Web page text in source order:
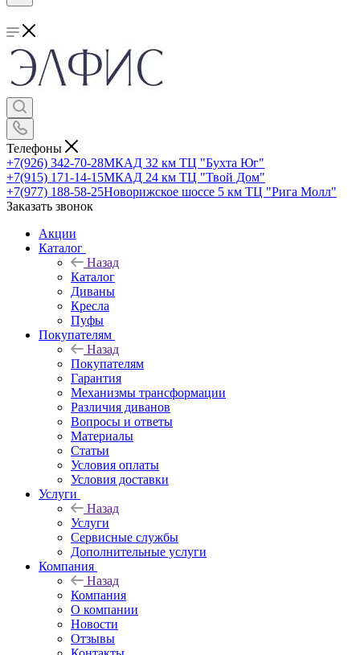
Телефоны
+7(926) 342-70-28МКАД 32 км ТЦ "Бухта Юг"
+7(915) 171-14-15МКАД 24 км ТЦ "Твой Дом"
+7(977) 188-58-25Новорижское шоссе 5 км ТЦ "Рига Молл"
Заказать звонок
Акции
Каталог
Назад
Каталог
Диваны
Кресла
Пуфы
Покупателям
Назад
Покупателям
Гарантия
Механизмы трансформации
Различия диванов
Вопросы и ответы
Материалы
Статьи
Условия оплаты
Условия доставки
Услуги
Назад
Услуги
Сервисные службы
Дополнительные услуги
Компания
Назад
Компания
О компании
Новости
Отзывы